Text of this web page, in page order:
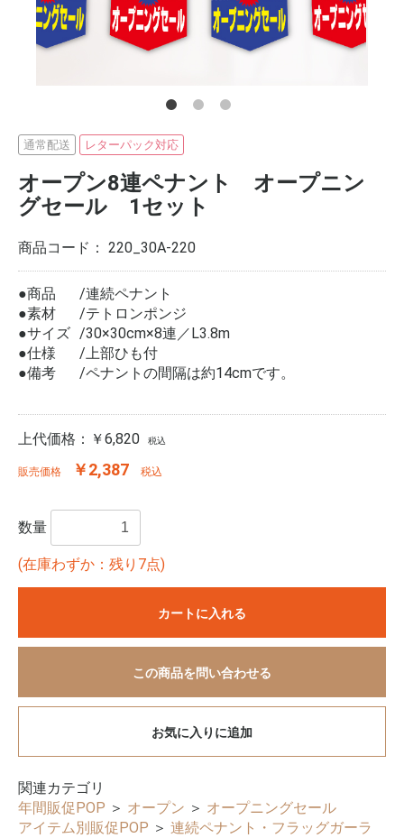
通常配送 レターパック対応
オープン8連ペナント オープニン
グセール 1セット
商品コード： 220_30A-220
●商品
連続ペナント
●素材
テトロンポンジ
●サイズ
30×30cm×8連／L3.8m
●仕様
上部ひも付
●備考
ペナントの間隔は約14cmです。
上代価格： ￥6,820 税込
販売価格 ￥2,387 税込
数量
(在庫わずか：残り7点)
カートに入れる
この商品を問い合わせる
お気に入りに追加
関連カテゴリ
年間販促POP ＞ オープン ＞ オープニングセール
アイテム別販促POP ＞ 連続ペナント・フラッグガーラ